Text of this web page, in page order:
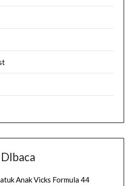
Anak Vicks Formula 44